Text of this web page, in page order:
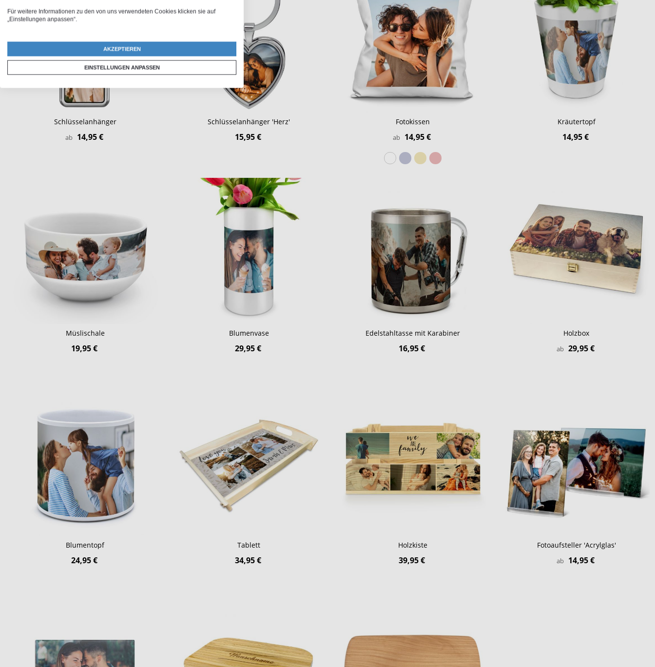
Schlüsselanhänger
ab 14,95 €
Schlüsselanhänger 'Herz'
15,95 €
Fotokissen
ab 14,95 €
Kräutertopf
14,95 €
Müslischale
19,95 €
Blumenvase
29,95 €
Edelstahltasse mit Karabiner
16,95 €
Holzbox
ab 29,95 €
Blumentopf
24,95 €
Tablett
34,95 €
Holzkiste
39,95 €
Fotoaufsteller 'Acrylglas'
ab 14,95 €
Für weitere Informationen zu den von uns verwendeten Cookies klicken sie auf
„Einstellungen anpassen“.
AKZEPTIEREN
EINSTELLUNGEN ANPASSEN